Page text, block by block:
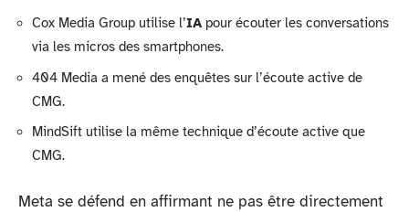
Cox Media Group utilise l’IA pour écouter les conversations
via les micros des smartphones.
404 Media a mené des enquêtes sur l’écoute active de
CMG.
MindSift utilise la même technique d’écoute active que
CMG.
Meta se défend en affirmant ne pas être directement